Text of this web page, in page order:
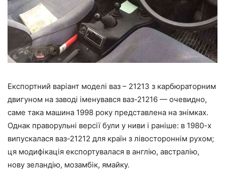
Експортний варіант моделі ваз – 21213 з карбюраторним
двигуном на заводі іменувався ваз-21216 — очевидно,
саме така машина 1998 року представлена на знімках.
Однак праворульні версії були у ниви і раніше: в 1980-х
випускалася ваз-21212 для країн з лівостороннім рухом;
ця модифікація експортувалася в англію, австралію,
нову зеландію, мозамбік, ямайку.